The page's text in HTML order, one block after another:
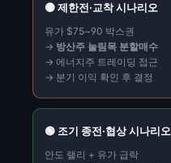
🟡 제한전·교착 시나리오
유가 $75~90 박스권
→ 방산주 눌림목 분할매수
→ 에너지주 트레이딩 접근
→ 분기 이익 확인 후 결정
🟢 조기 종전·협상 시나리오
안도 랠리 + 유가 급락